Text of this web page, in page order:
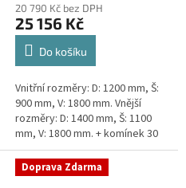
20 790 Kč bez DPH
25 156 Kč
Do košíku
Vnitřní rozměry: D: 1200 mm, Š:
900 mm, V: 1800 mm. Vnější
rozměry: D: 1400 mm, Š: 1100
mm, V: 1800 mm. + komínek 30
cm. Šachta vhodná pro
požadavky Pražské
Vodárenské!...
Doprava Zdarma